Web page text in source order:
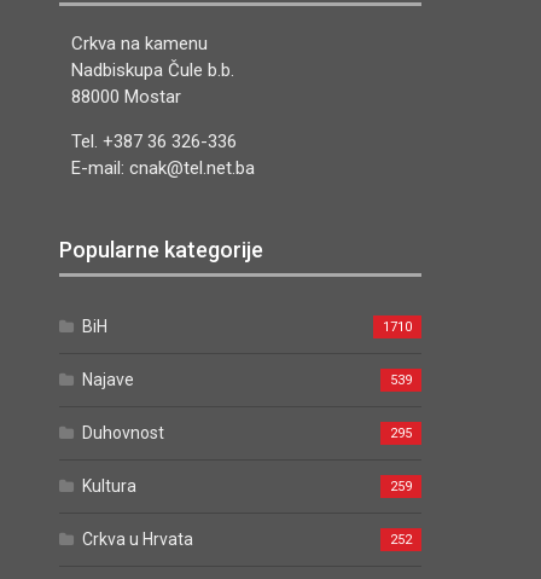
Crkva na kamenu
Nadbiskupa Čule b.b.
88000 Mostar
Tel. +387 36 326-336
E-mail: cnak@tel.net.ba
Popularne kategorije
BiH 1710
Najave 539
Duhovnost 295
Kultura 259
Crkva u Hrvata 252